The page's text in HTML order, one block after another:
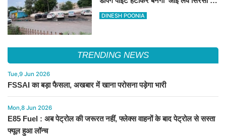
सेल्फी पॉइंट
DINESH POONIA
TRENDING NEWS
Tue,9 Jun 2026
FSSAI का बड़ा फैसला, अखबार में खाना परोसना पड़ेगा भारी
Mon,8 Jun 2026
E85 Fuel : अब पेट्रोल की जरूरत नहीं, फ्लेक्स वाहनों के बाद पेट्रोल से सस्ता
फ्यूल हुआ लॉन्च